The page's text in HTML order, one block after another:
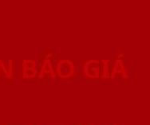
BÁO GIÁ